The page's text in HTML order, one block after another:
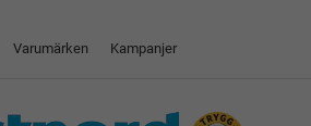
Varumärken Kampanjer